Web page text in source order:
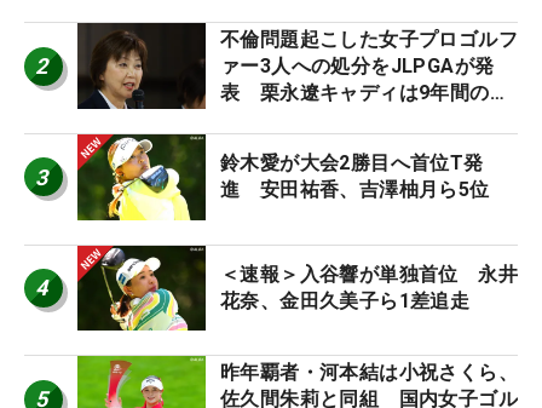
2
不倫問題起こした女子プロゴルフ
ァー3人への処分をJLPGAが発
表 栗永遼キャディは9年間の立
3
鈴木愛が大会2勝目へ首位T発
進 安田祐香、吉澤柚月ら5位
4
＜速報＞入谷響が単独首位 永井
花奈、金田久美子ら1差追走
5
昨年覇者・河本結は小祝さくら、
佐久間朱莉と同組 国内女子ゴル